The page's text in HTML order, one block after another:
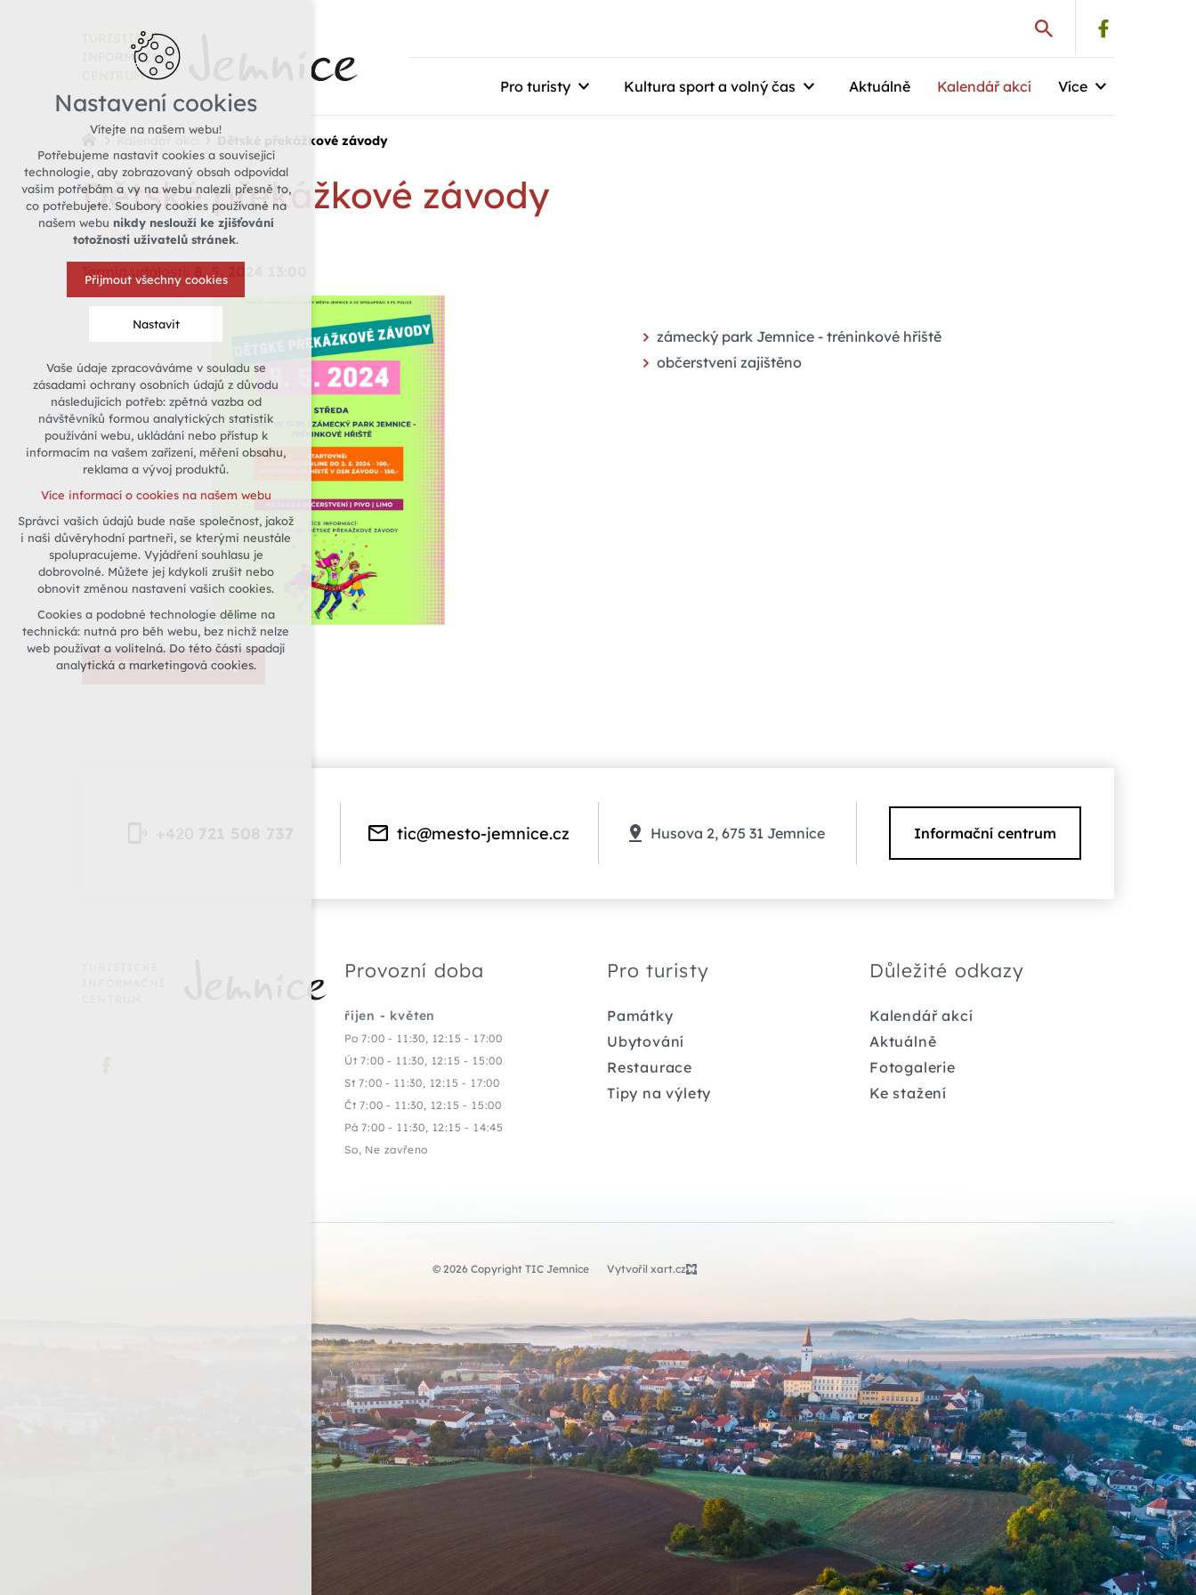
TURISTICKÉ
INFORMAČNÍ
CENTRUM
Pro turisty Kultura sport a volný čas Aktuálně Kalendář akcí Více
Dětské překážkové závody
Dětské překážkové závody
Termín události: 8. 5. 2024 13:00
zámecký park Jemnice - tréninkové hřiště
občerstvení zajištěno
ZPĚT NA KALENDÁŘ
tic@mesto-jemnice.cz Husova 2, 675 31 Jemnice Informační centrum
Provozní doba
říjen - květen
Po 7:00 - 11:30, 12:15 - 17:00
Út 7:00 - 11:30, 12:15 - 15:00
St 7:00 - 11:30, 12:15 - 17:00
Čt 7:00 - 11:30, 12:15 - 15:00
Pá 7:00 - 11:30, 12:15 - 14:45
So, Ne zavřeno
Pro turisty
Památky
Ubytování
Restaurace
Tipy na výlety
Důležité odkazy
Kalendář akcí
Aktuálně
Fotogalerie
Ke stažení
© 2026 Copyright TIC Jemnice Vytvořil xart.cz
Nastavení cookies
Vítejte na našem webu!
Potřebujeme nastavit cookies a související
technologie, aby zobrazovaný obsah odpovídal
vašim potřebám a vy na webu nalezli přesně to,
co potřebujete. Soubory cookies používané na
našem webu nikdy neslouží ke zjišťování
totožnosti uživatelů stránek.
Přijmout všechny cookies
Nastavit
Technická cookies
nutná pro provozování webu
udržení kontextu stránek (session):
případná přihlášení, volby jazyka, apod.
Volitelná cookies
vyhodnocení návštěvnosti
marketingová cookies (Google)
Více informací o cookies na našem webu
Odmítnout vše
Vaše údaje zpracováváme v souladu se
zásadami ochrany osobních údajů z důvodu
následujících potřeb: zpětná vazba od
návštěvníků formou analytických statistik
používání webu, ukládání nebo přístup k
informacím na vašem zařízení, měření obsahu,
reklama a vývoj produktů.
Více informací o cookies na našem webu
Správci vašich údajů bude naše společnost, jakož
i naši důvěryhodní partneři, se kterými neustále
spolupracujeme. Vyjádření souhlasu je
dobrovolné. Můžete jej kdykoli zrušit nebo
obnovit změnou nastavení vašich cookies.
Cookies a podobné technologie dělíme na
technická: nutná pro běh webu, bez nichž nelze
web používat a volitelná. Do této části spadají
analytická a marketingová cookies.